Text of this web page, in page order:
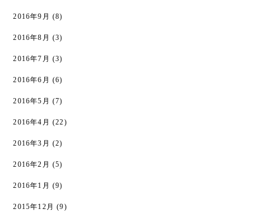
2016年9月 (8)
2016年8月 (3)
2016年7月 (3)
2016年6月 (6)
2016年5月 (7)
2016年4月 (22)
2016年3月 (2)
2016年2月 (5)
2016年1月 (9)
2015年12月 (9)